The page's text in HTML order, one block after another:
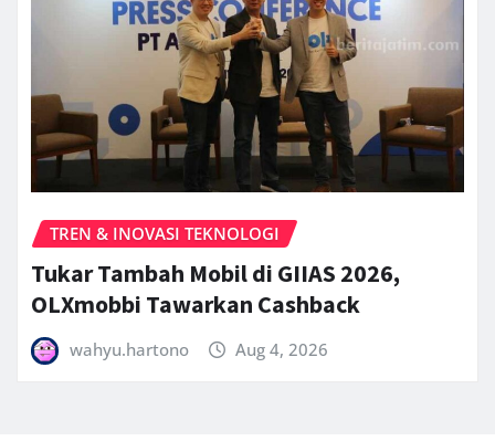
TREN & INOVASI TEKNOLOGI
Tukar Tambah Mobil di GIIAS 2026,
OLXmobbi Tawarkan Cashback
wahyu.hartono Aug 4, 2026